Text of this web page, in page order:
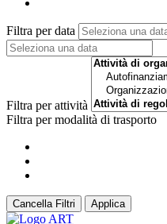
Filtra per data
Filtra per attività
Filtra per modalità di trasporto
Cancella Filtri Applica